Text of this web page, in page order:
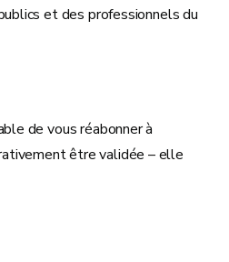
et des professionnels du
de vous réabonner à
être validée – elle